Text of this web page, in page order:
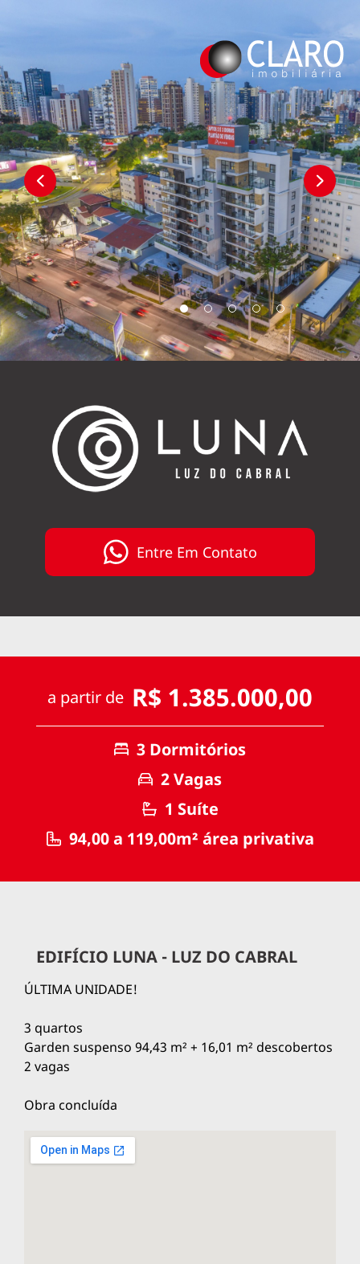
Entre Em Contato
a partir de R$ 1.385.000,00
3 Dormitórios
2 Vagas
1 Suíte
94,00 a 119,00m² área privativa
EDIFÍCIO LUNA - LUZ DO CABRAL
ÚLTIMA UNIDADE!
3 quartos
Garden suspenso 94,43 m² + 16,01 m² descobertos
2 vagas
Obra concluída